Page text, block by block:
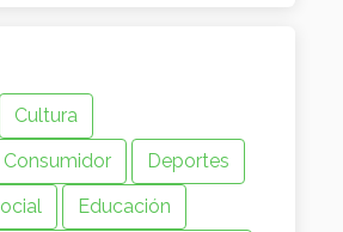
Cultura
Deportes
Educación